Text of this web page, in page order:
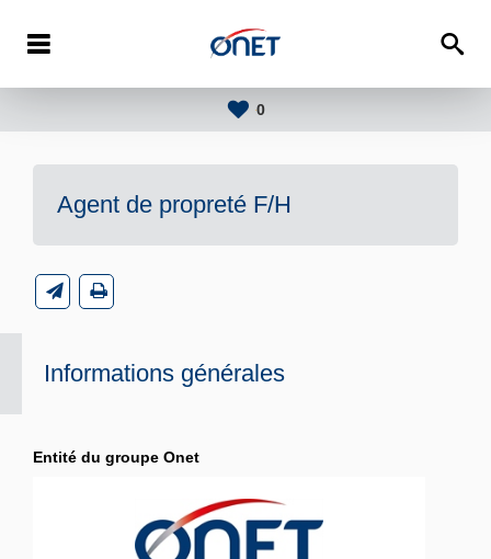
0
Agent de propreté F/H
Informations générales
Entité du groupe Onet